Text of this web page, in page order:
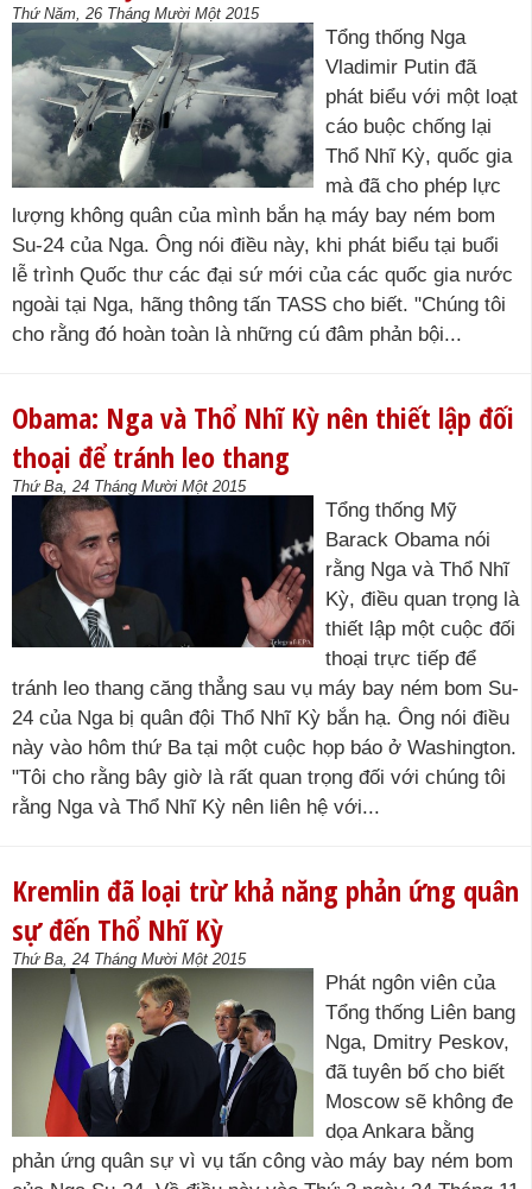
Thứ Năm, 26 Tháng Mười Một 2015
Tổng thống Nga
Vladimir Putin đã
phát biểu với một loạt
cáo buộc chống lại
Thổ Nhĩ Kỳ, quốc gia
mà đã cho phép lực
lượng không quân của mình bắn hạ máy bay ném bom
Su-24 của Nga. Ông nói điều này, khi phát biểu tại buổi
lễ trình Quốc thư các đại sứ mới của các quốc gia nước
ngoài tại Nga, hãng thông tấn TASS cho biết. "Chúng tôi
cho rằng đó hoàn toàn là những cú đâm phản bội...
Obama: Nga và Thổ Nhĩ Kỳ nên thiết lập đối
thoại để tránh leo thang
Thứ Ba, 24 Tháng Mười Một 2015
Tổng thống Mỹ
Barack Obama nói
rằng Nga và Thổ Nhĩ
Kỳ, điều quan trọng là
thiết lập một cuộc đối
thoại trực tiếp để
tránh leo thang căng thẳng sau vụ máy bay ném bom Su-
24 của Nga bị quân đội Thổ Nhĩ Kỳ bắn hạ. Ông nói điều
này vào hôm thứ Ba tại một cuộc họp báo ở Washington.
"Tôi cho rằng bây giờ là rất quan trọng đối với chúng tôi
rằng Nga và Thổ Nhĩ Kỳ nên liên hệ với...
Kremlin đã loại trừ khả năng phản ứng quân
sự đến Thổ Nhĩ Kỳ
Thứ Ba, 24 Tháng Mười Một 2015
Phát ngôn viên của
Tổng thống Liên bang
Nga, Dmitry Peskov,
đã tuyên bố cho biết
Moscow sẽ không đe
dọa Ankara bằng
phản ứng quân sự vì vụ tấn công vào máy bay ném bom